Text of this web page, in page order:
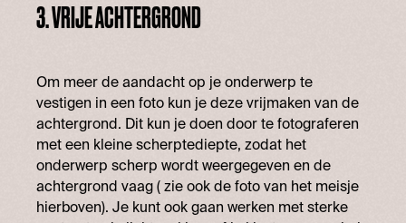
3. VRIJE ACHTERGROND
Om meer de aandacht op je onderwerp te
vestigen in een foto kun je deze vrijmaken van de
achtergrond. Dit kun je doen door te fotograferen
met een kleine scherptediepte, zodat het
onderwerp scherp wordt weergegeven en de
achtergrond vaag ( zie ook de foto van het meisje
hierboven). Je kunt ook gaan werken met sterke